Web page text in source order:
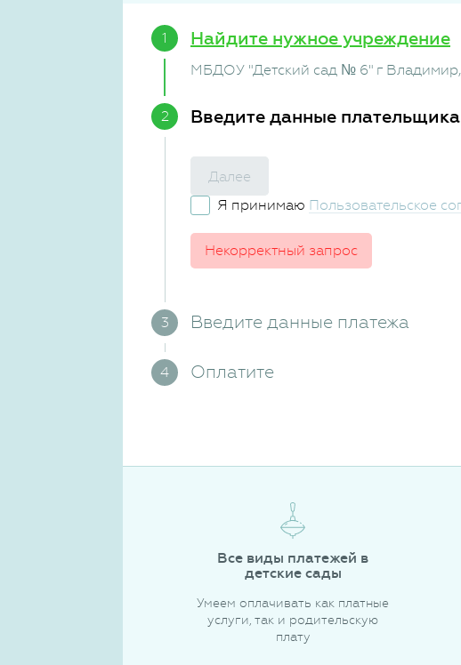
Найдите нужное учреждение
МБДОУ "Детский сад № 6" г Владимир
Введите данные плательщика
Далее
Я принимаю Пользовательское
Некорректный запрос
Введите данные платежа
Оплатите
Все виды платежей в
детские сады
Умеем оплачивать как платные
услуги, так и родительскую
плату